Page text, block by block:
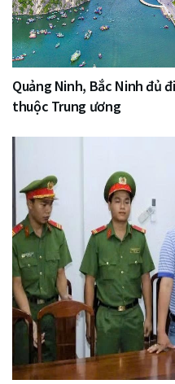
Quảng Ninh, Bắc Ninh đủ
thuộc Trung ương